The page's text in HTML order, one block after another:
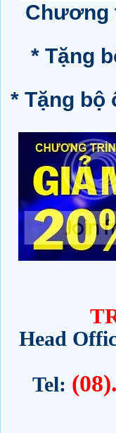
Chương
* Tặng
* Tặng bộ
Head
Tel: